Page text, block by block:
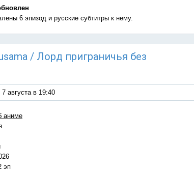
6 эпизод и русские субтитры к нему.
/ Лорд приграничья без
7 августа в 19:40
аниме
эп